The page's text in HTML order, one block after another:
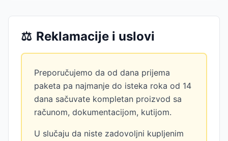
⚖️ Reklamacije i uslovi
Preporučujemo da od dana prijema
paketa pa najmanje do isteka roka od 14
dana sačuvate kompletan proizvod sa
računom, dokumentacijom, kutijom.
U slučaju da niste zadovoljni kupljenim